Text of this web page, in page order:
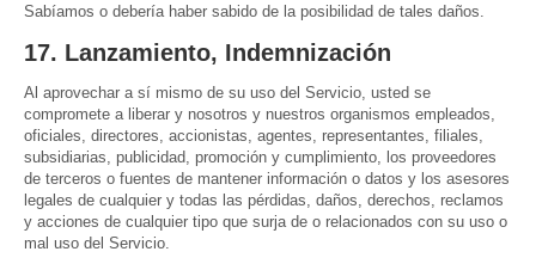
Sabíamos o debería haber sabido de la posibilidad de tales daños.
17. Lanzamiento, Indemnización
Al aprovechar a sí mismo de su uso del Servicio, usted se
compromete a liberar y nosotros y nuestros organismos empleados,
oficiales, directores, accionistas, agentes, representantes, filiales,
subsidiarias, publicidad, promoción y cumplimiento, los proveedores
de terceros o fuentes de mantener información o datos y los asesores
legales de cualquier y todas las pérdidas, daños, derechos, reclamos
y acciones de cualquier tipo que surja de o relacionados con su uso o
mal uso del Servicio.